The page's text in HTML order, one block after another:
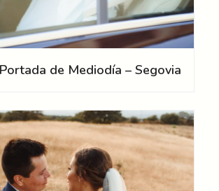
de Mediodía – Segovia